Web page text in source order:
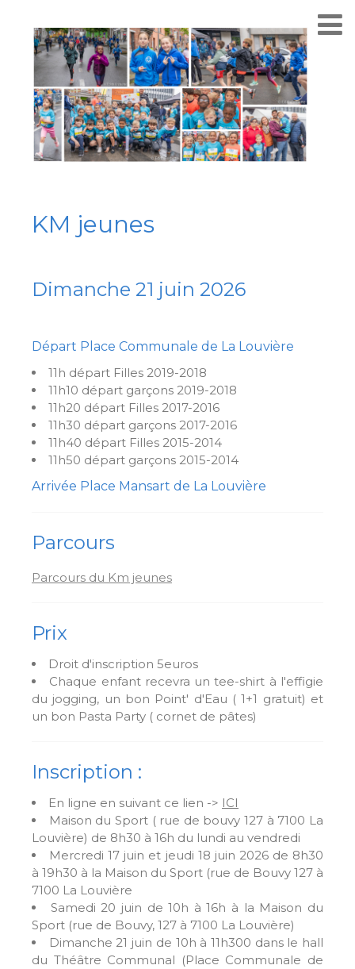
KM jeunes
Dimanche 21 juin 2026
Départ Place Communale de La Louvière
11h départ Filles 2019-2018
11h10 départ garçons 2019-2018
11h20 départ Filles 2017-2016
11h30 départ garçons 2017-2016
11h40 départ Filles 2015-2014
11h50 départ garçons 2015-2014
Arrivée Place Mansart de La Louvière
Parcours
Parcours du Km jeunes
Prix
Droit d'inscription 5euros
Chaque enfant recevra un tee-shirt à l'effigie
du jogging, un bon Point' d'Eau ( 1+1 gratuit) et
un bon Pasta Party ( cornet de pâtes)
Inscription :
En ligne en suivant ce lien -> ICI
Maison du Sport ( rue de bouvy 127 à 7100 La
Louvière) de 8h30 à 16h du lundi au vendredi
Mercredi 17 juin et jeudi 18 juin 2026 de 8h30
à 19h30 à la Maison du Sport (rue de Bouvy 127 à
7100 La Louvière
Samedi 20 juin de 10h à 16h à la Maison du
Sport (rue de Bouvy, 127 à 7100 La Louvière)
Dimanche 21 juin de 10h à 11h300 dans le hall
du Théâtre Communal (Place Communale de